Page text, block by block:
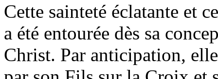
Cette sainteté éclatante et
a été entourée dès sa
Christ. Par anticipation,